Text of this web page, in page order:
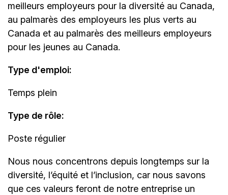
meilleurs employeurs pour la diversité au Canada,
au palmarès des employeurs les plus verts au
Canada et au palmarès des meilleurs employeurs
pour les jeunes au Canada.
Type d'emploi:
Temps plein
Type de rôle:
Poste régulier
Nous nous concentrons depuis longtemps sur la
diversité, l’équité et l’inclusion, car nous savons
que ces valeurs feront de notre entreprise un